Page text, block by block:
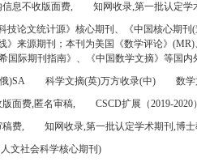
息不收版面费,
知网收录,第一批认定学
技论文统计源》核心期刊、《中国核心期刊
》来源期刊；本刊为美国《数学评论》
国际期刊指南》、《中国数学文摘》等国内
)SA 科学文摘(英)万方收录(中) 数
面费,匿名审稿,
CSCD扩展（2019-2020
费,
知网收录,第一批认定学术期刊,博
文社会科学核心期刊)